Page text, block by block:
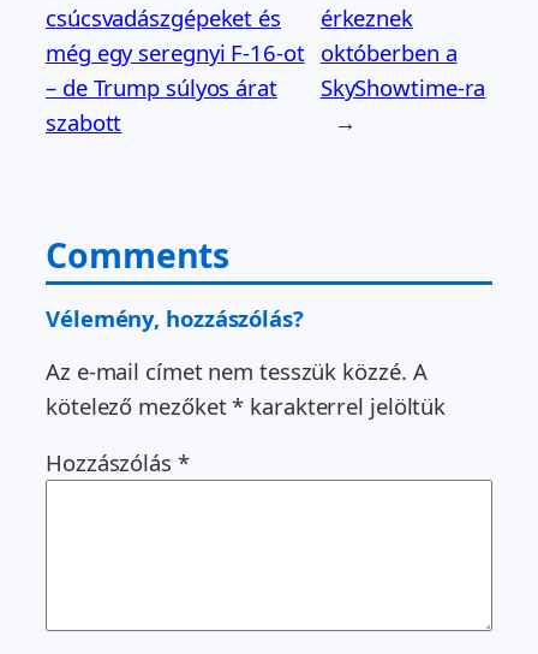
csúcsvadászgépeket és
még egy seregnyi F-16-ot
– de Trump súlyos árat
szabott
érkeznek
októberben a
SkyShowtime-ra
→
Comments
Vélemény, hozzászólás?
Az e-mail címet nem tesszük közzé. A
kötelező mezőket* karakterrel jelöltük
Hozzászólás *